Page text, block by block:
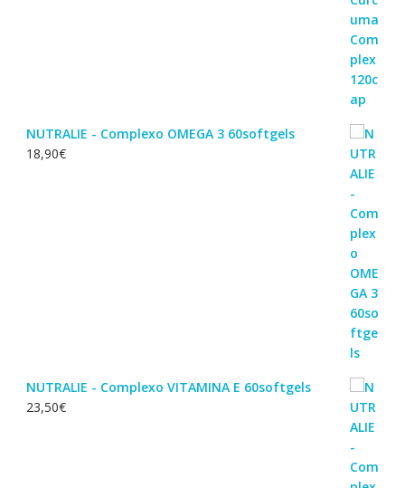
NUTRALIE - Complexo OMEGA 3 60softgels
18,90€
NUTRALIE - Complexo VITAMINA E 60softgels
23,50€